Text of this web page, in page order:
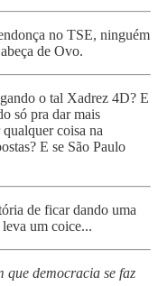
no TSE, ninguém
de Ovo.
o tal Xadrez 4D? E
só pra dar mais
qualquer coisa na
E se São Paulo
de ficar dando uma
um coice...
que democracia se faz